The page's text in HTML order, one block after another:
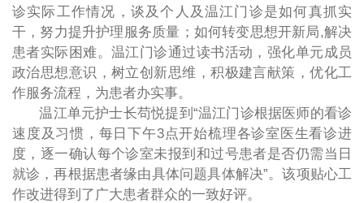
诊实际工作情况，谈及个人及温江门诊是如何真抓实
干，努力提升护理服务质量；如何转变思想开新局,解决
患者实际困难。温江门诊通过读书活动，强化单元成员
政治思想意识，树立创新思维，积极建言献策，优化工
作服务流程，为患者办实事。
温江单元护士长苟悦提到“温江门诊根据医师的看诊
速度及习惯，每日下午3点开始梳理各诊室医生看诊进
度，逐一确认每个诊室未报到和过号患者是否仍需当日
就诊，再根据患者缘由具体问题具体解决”。该项贴心工
作改进得到了广大患者群众的一致好评。